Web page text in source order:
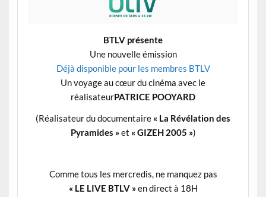
BTLV présente
Une nouvelle émission
Déjà disponible pour les membres BTLV
Un voyage au cœur du cinéma avec le
réalisateurPATRICE POOYARD
(Réalisateur du documentaire « La Révélation des
Pyramides »et « GIZEH 2005 »)
Comme tous les mercredis, ne manquez pas
« LE LIVE BTLV »en direct à 18H